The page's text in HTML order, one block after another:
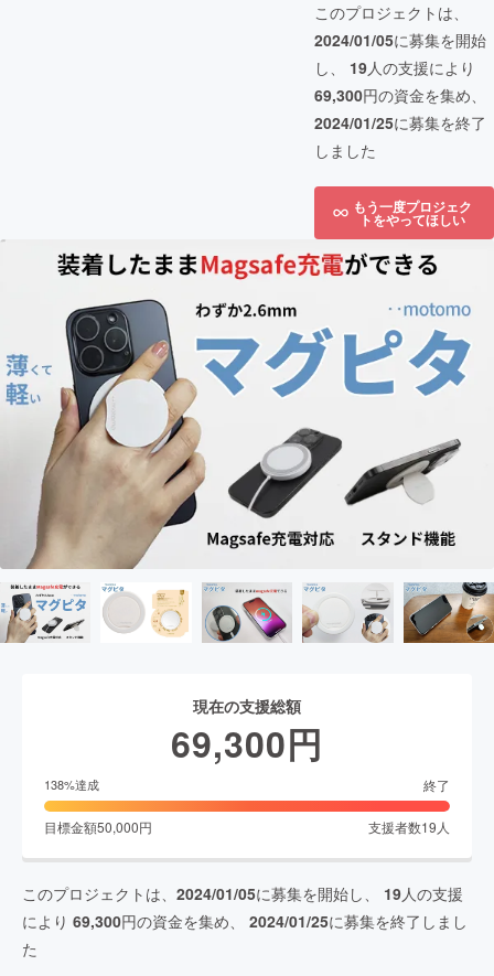
このプロジェクトは、
2024/01/05に募集を開始
し、 19人の支援により
69,300円の資金を集め、
2024/01/25に募集を終了
しました
もう一度プロジェク
トをやってほしい
現在の支援総額
69,300円
138%達成 終了
目標金額50,000円 支援者数19 人
このプロジェクトは、 2024/01/05に募集を開始し、 19人の支援
により 69,300円の資金を集め、 2024/01/25に募集を終了しまし
た